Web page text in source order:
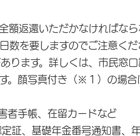
額返還いただかなければなら
を要しますのでご注意くだ
ります。詳しくは、市民窓
。顔写真付き（※１）の場
手帳、在留カードなど
、基礎年金番号通知書、